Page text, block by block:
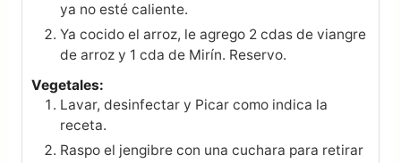
ya no esté caliente.
Ya cocido el arroz, le agrego 2 cdas de viangre
de arroz y 1 cda de Mirín. Reservo.
Vegetales:
Lavar, desinfectar y Picar como indica la
receta.
Raspo el jengibre con una cuchara para retirar